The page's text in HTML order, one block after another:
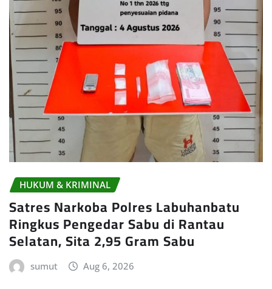
HUKUM & KRIMINAL
Satres Narkoba Polres Labuhanbatu
Ringkus Pengedar Sabu di Rantau
Selatan, Sita 2,95 Gram Sabu
sumut Aug 6, 2026